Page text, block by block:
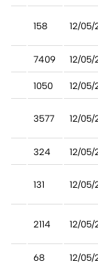
158 12/05/
7409 12/05/
1050 12/05/
3577 12/05/
324 12/05/
131 12/05/
2114 12/05/
68 12/05/